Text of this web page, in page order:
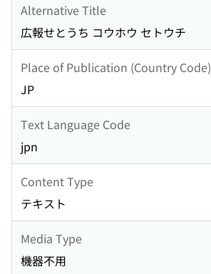
Alternative Title
広報せとうち コウホウ セトウチ
Place of Publication (Country Code)
JP
Text Language Code
jpn
Content Type
テキスト
Media Type
機器不用